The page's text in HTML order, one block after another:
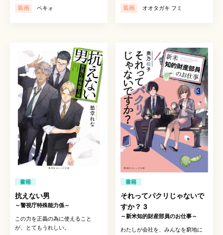
装画 ペキォ 装画 オオタガキ フミ
書籍
抗えない男
～警視庁特殊能力係～
この力を正義の為に使えること
が、とてもうれしい。
書籍
それってパクリじゃないで
すか？ 3
～新米知的財産部員のお仕事～
わたしが会社を、みんなを窮地に